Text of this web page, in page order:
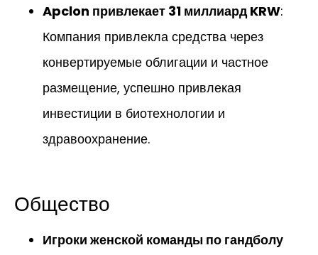
Apclon привлекает 31 миллиард KRW:
Компания привлекла средства через
конвертируемые облигации и частное
размещение, успешно привлекая
инвестиции в биотехнологии и
здравоохранение.
Общество
Игроки женской команды по гандболу